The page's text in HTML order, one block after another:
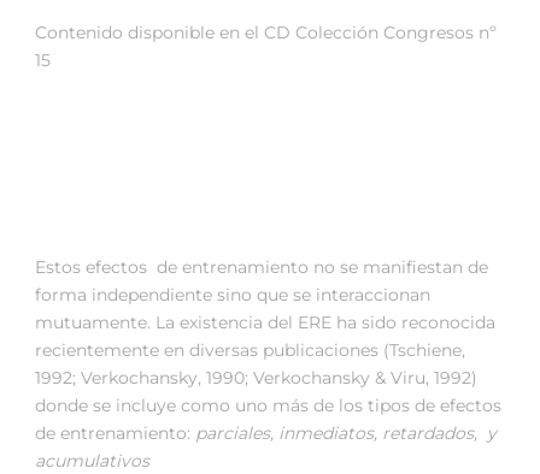
Contenido disponible en el CD Colección Congresos nº
15
Estos efectos de entrenamiento no se manifiestan de
forma independiente sino que se interaccionan
mutuamente. La existencia del ERE ha sido reconocida
recientemente en diversas publicaciones (Tschiene,
1992; Verkochansky, 1990; Verkochansky & Viru, 1992)
donde se incluye como uno más de los tipos de efectos
de entrenamiento: parciales, inmediatos, retardados, y
acumulativos